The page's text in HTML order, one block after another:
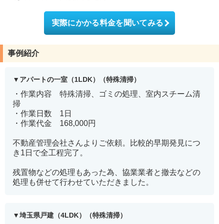
実際にかかる料金を聞いてみる
事例紹介
アパートの一室（1LDK）（特殊清掃）
・作業内容 特殊清掃、ゴミの処理、室内スチーム清
掃
・作業日数 1日
・作業代金 168,000円
不動産管理会社さんよりご依頼。比較的早期発見につ
き1日で全工程完了。
残置物などの処理もあった為、協業業者と撤去などの
処理も併せて行わせていただきました。
埼玉県戸建（4LDK）（特殊清掃）